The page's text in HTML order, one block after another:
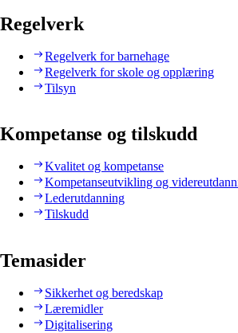
Regelverk
Regelverk for barnehage
Regelverk for skole og opplæring
Tilsyn
Kompetanse og tilskudd
Kvalitet og kompetanse
Kompetanseutvikling og
Lederutdanning
Tilskudd
Temasider
Sikkerhet og beredskap
Læremidler
Digitalisering